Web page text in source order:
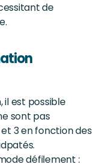
de
est possible
sont pas
3 en fonction des
défilement :